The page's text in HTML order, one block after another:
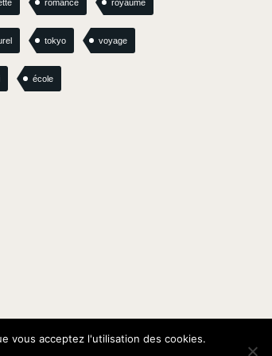
romance royaume
tokyo voyage
école
vous acceptez l'utilisation des cookies.